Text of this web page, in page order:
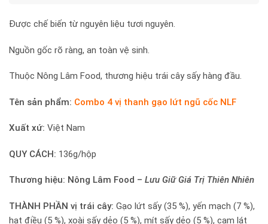
Được chế biến từ nguyên liệu tươi nguyên.
Nguồn gốc rõ ràng, an toàn vệ sinh.
Thuộc Nông Lâm Food, thương hiệu trái cây sấy hàng đầu.
Tên sản phẩm: Combo 4 vị thanh gạo lứt ngũ cốc NLF
Xuất xứ: Việt Nam
QUY CÁCH: 136g/hộp
Thương hiệu: Nông Lâm Food – Lưu Giữ Giá Trị Thiên Nhiên
THÀNH PHẦN vị trái cây: Gạo lứt sấy (35 %), yến mạch (7 %),
hạt điều (5 %), xoài sấy dẻo (5 %), mít sấy dẻo (5 %), cam lát